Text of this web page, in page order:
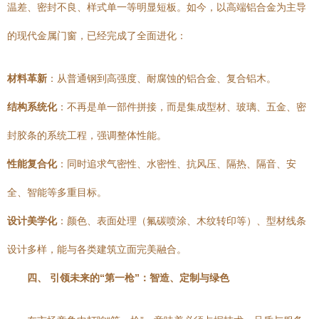
温差、密封不良、样式单一等明显短板。如今，以高端铝合金为主导
的现代金属门窗，已经完成了全面进化：
材料革新 ：从普通钢到高强度、耐腐蚀的铝合金、复合铝木。
结构系统化：不再是单一部件拼接，而是集成型材、玻璃、五金、密
封胶条的系统工程，强调整体性能。
性能复合化：同时追求气密性、水密性、抗风压、隔热、隔音、安
全、智能等多重目标。
设计美学化：颜色、表面处理（氟碳喷涂、木纹转印等）、型材线条
设计多样，能与各类建筑立面完美融合。
四、 引领未来的“第一枪”：智造、定制与绿色